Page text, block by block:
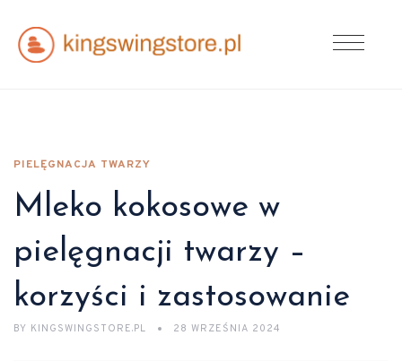
PIELĘGNACJA TWARZY
Mleko kokosowe w
pielęgnacji twarzy –
korzyści i zastosowanie
BY KINGSWINGSTORE.PL 28 WRZEŚNIA 2024